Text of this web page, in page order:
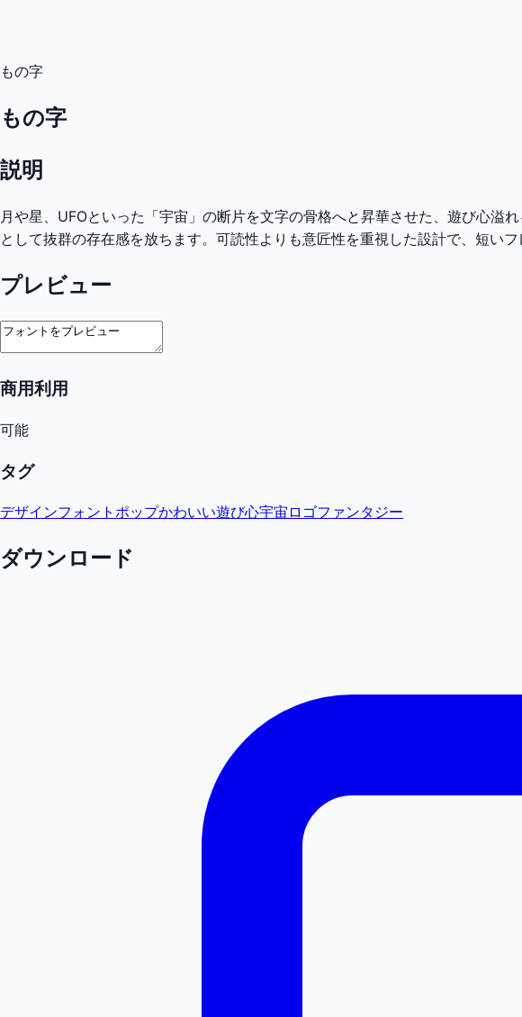
もの字
もの字
説明
月や星、UFOといった「宇宙」の断片を文字の骨格へと昇華させた、遊び心溢
として抜群の存在感を放ちます。可読性よりも意匠性を重視した設計で、短いフ
プレビュー
商用利用
可能
タグ
デザインフォント ポップかわいい遊び心宇宙 ロゴファンタジー
ダウンロード